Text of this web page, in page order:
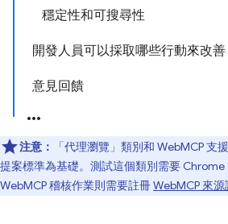
穩定性和可搜尋性
開發人員可以採取哪些行動來改善
意見回饋
注意：
「代理瀏覽」類別和 WebMCP 支
提案標準為基礎。測試這個類別需要 Chrome
WebMCP 稽核作業則需要註冊WebMCP 來源